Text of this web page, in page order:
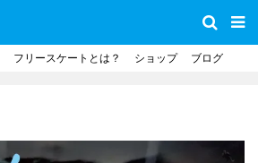
フリースケートとは？ ショップ ブログ